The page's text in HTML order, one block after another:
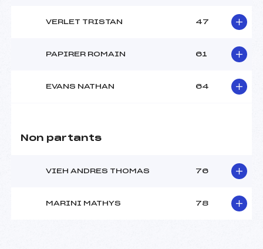
VERLET TRISTAN 47
PAPIRER ROMAIN 61
EVANS NATHAN 64
Non partants
VIEH ANDRES THOMAS 76
MARINI MATHYS 78